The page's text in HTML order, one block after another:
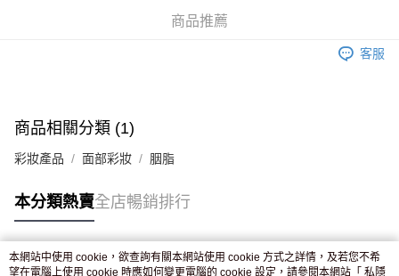
付款後門市自取，訂單確認後2-4個工作天到店，7天內取。逾期後
商品推薦
客服
商品相關分類 (1)
彩妝產品 面部彩妝 胭脂
本分類熱賣全店暢銷排行
熱門標籤
本網站中使用 cookie，欲查詢有關本網站使用 cookie 方式之詳情，及若您不希
望在電腦上使用 cookie 時應如何變更電腦的 cookie 設定，請參閱本網站「 私隱